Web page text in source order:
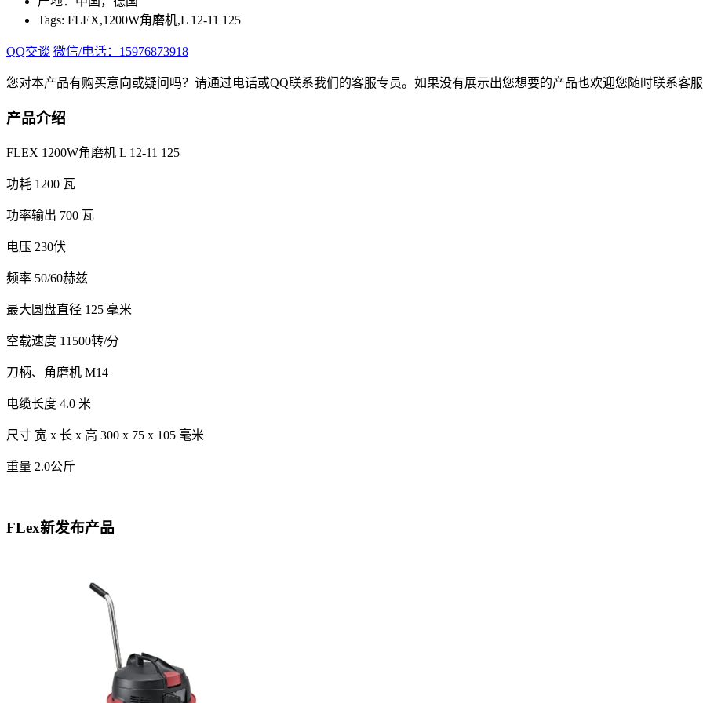
Tags: FLEX,1200W角磨机,L 12-11 125
QQ交谈 微信/电话：15976873918
您对本产品有购买意向或疑问吗？请通过电话或QQ联系我们的客服专员。如果没有展示出您想要的产品也欢迎您随时联系客
产品介绍
FLEX 1200W角磨机 L 12-11 125
功耗 1200 瓦
功率输出 700 瓦
电压 230伏
频率 50/60赫兹
最大圆盘直径 125 毫米
空载速度 11500转/分
刀柄、角磨机 M14
电缆长度 4.0 米
尺寸 宽 x 长 x 高 300 x 75 x 105 毫米
重量 2.0公斤
FLex新发布产品